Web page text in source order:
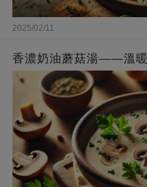
2025/02/11
香濃奶油蘑菇湯——溫